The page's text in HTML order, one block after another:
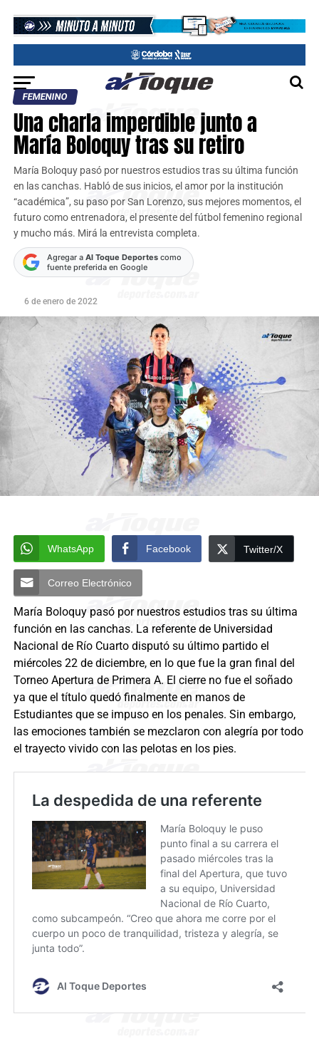
FEMENINO
Una charla imperdible junto a
María Boloquy tras su retiro
María Boloquy pasó por nuestros estudios tras su última función
en las canchas. Habló de sus inicios, el amor por la institución
“académica”, su paso por San Lorenzo, sus mejores momentos, el
futuro como entrenadora, el presente del fútbol femenino regional
y mucho más. Mirá la entrevista completa.
Agregar a Al Toque Deportescomo
fuente preferida en Google
6 de enero de 2022
WhatsApp Facebook Twitter/X
Correo Electrónico
María Boloquy pasó por nuestros estudios tras su última
función en las canchas. La referente de Universidad
Nacional de Río Cuarto disputó su último partido el
miércoles 22 de diciembre, en lo que fue la gran final del
Torneo Apertura de Primera A. El cierre no fue el soñado
ya que el título quedó finalmente en manos de
Estudiantes que se impuso en los penales. Sin embargo,
las emociones también se mezclaron con alegría por todo
el trayecto vivido con las pelotas en los pies.